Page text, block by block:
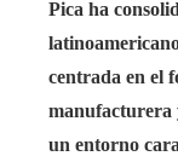
Pica ha
centrada en el
manufacturera
un entorno